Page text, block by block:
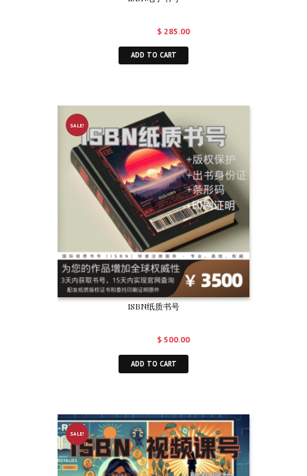
$285.00
ADD TO CART
SALE!
ISBN纸质书号
$500.00
ADD TO CART
SALE!